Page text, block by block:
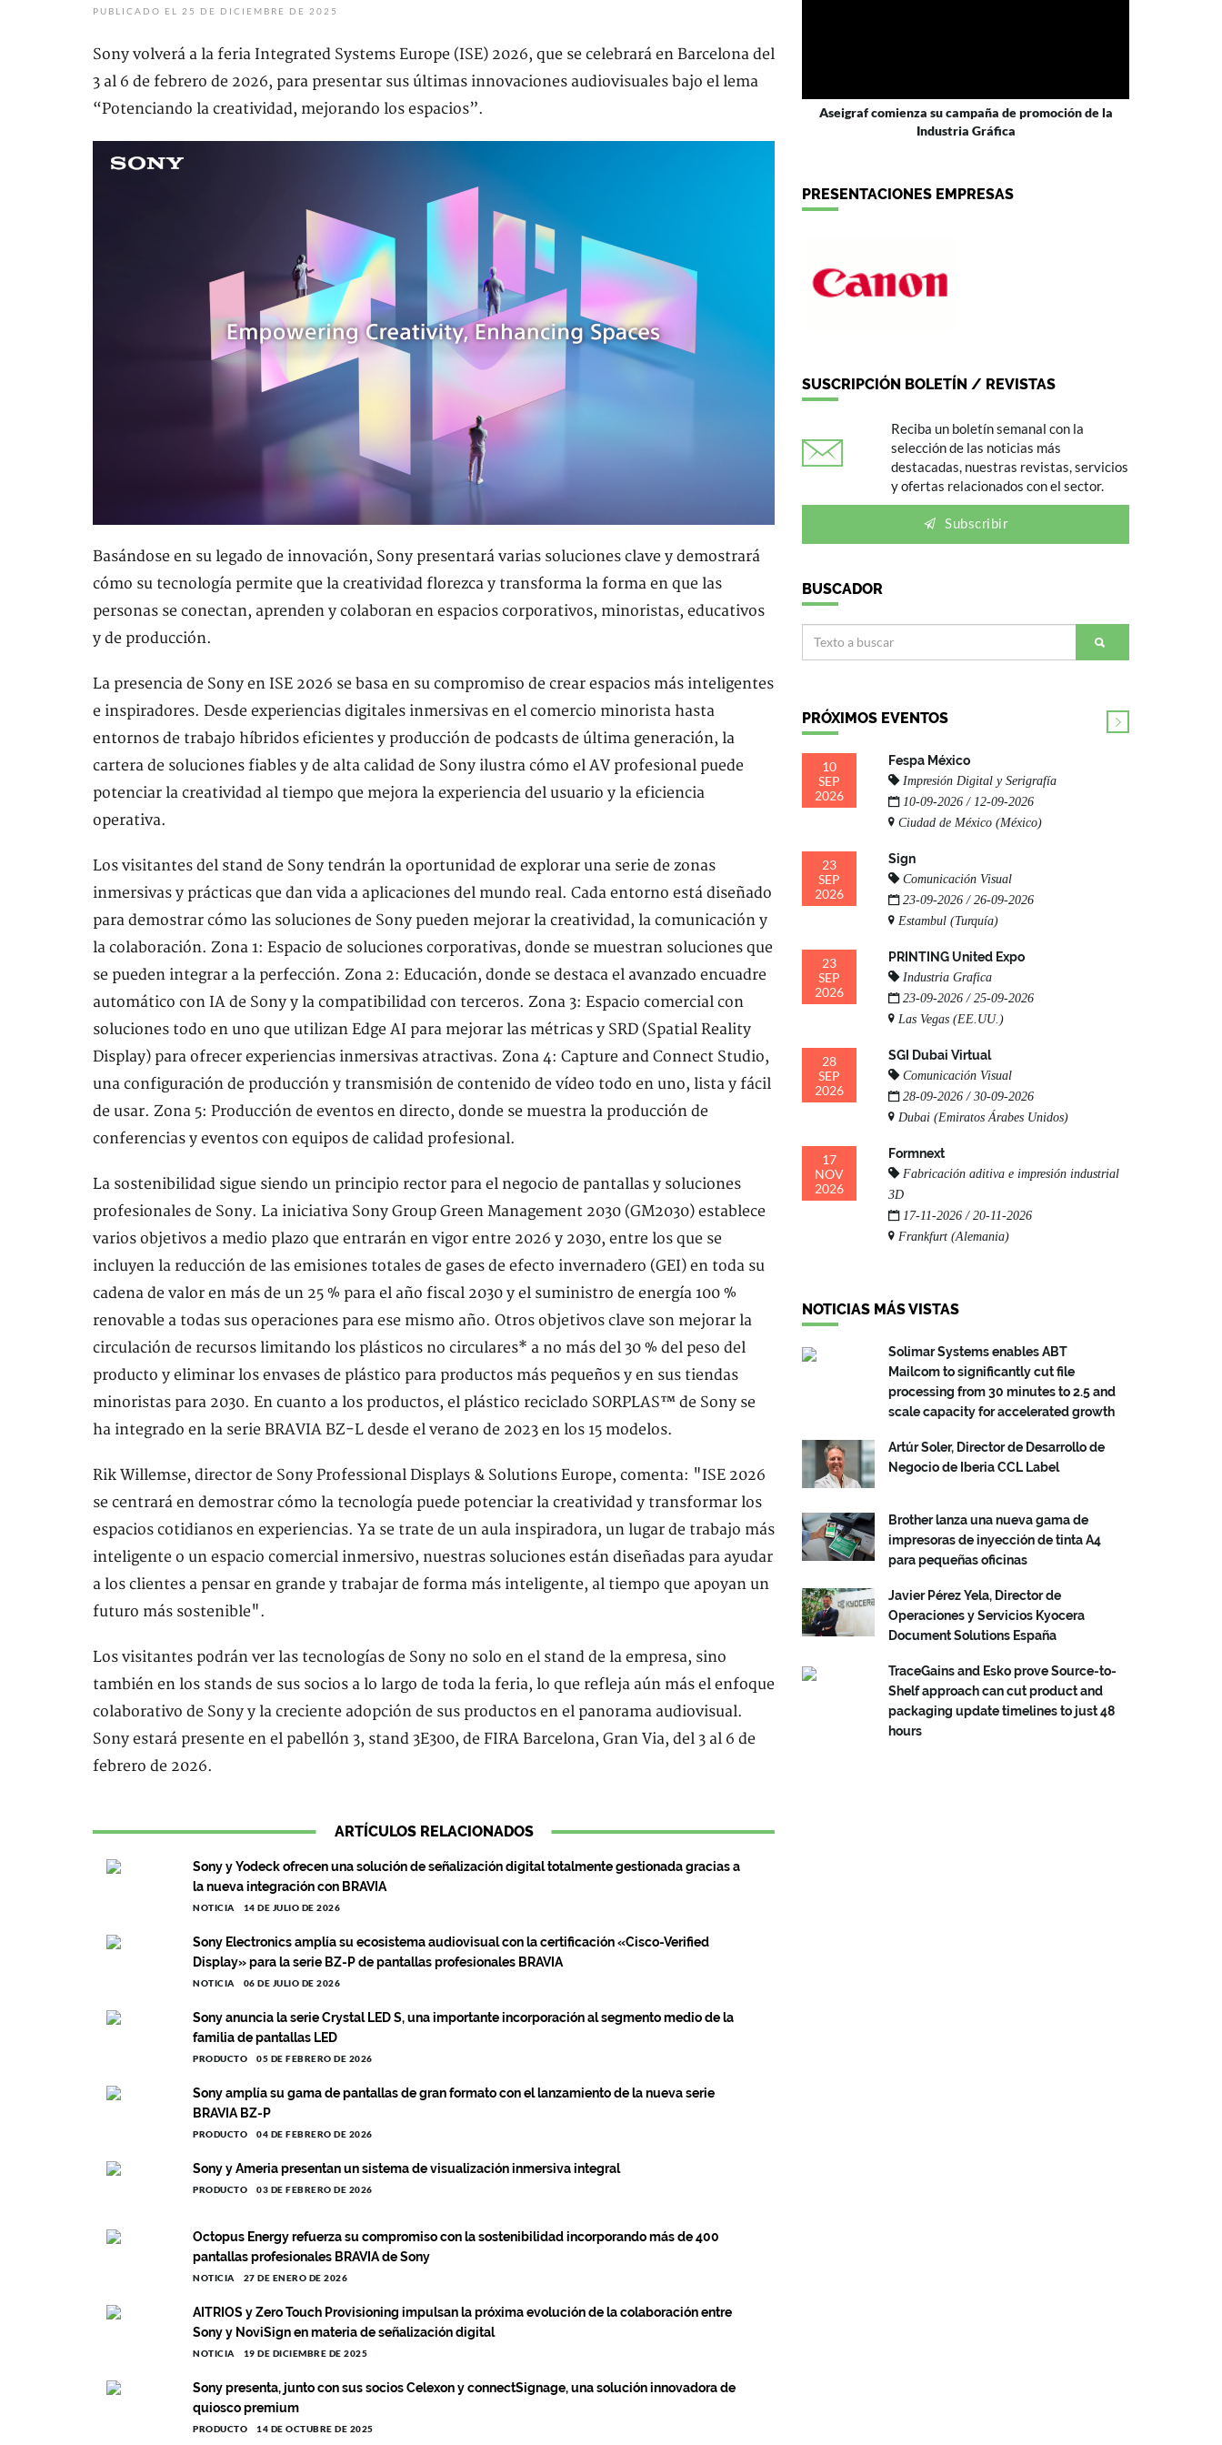
PUBLICADO EL 25 DE DICIEMBRE DE 2025
Sony volverá a la feria Integrated Systems Europe (ISE) 2026, que se celebrará en Barcelona del
3 al 6 de febrero de 2026, para presentar sus últimas innovaciones audiovisuales bajo el lema
“Potenciando la creatividad, mejorando los espacios”.
Basándose en su legado de innovación, Sony presentará varias soluciones clave y demostrará
cómo su tecnología permite que la creatividad florezca y transforma la forma en que las
personas se conectan, aprenden y colaboran en espacios corporativos, minoristas, educativos
y de producción.
La presencia de Sony en ISE 2026 se basa en su compromiso de crear espacios más inteligentes
e inspiradores. Desde experiencias digitales inmersivas en el comercio minorista hasta
entornos de trabajo híbridos eficientes y producción de podcasts de última generación, la
cartera de soluciones fiables y de alta calidad de Sony ilustra cómo el AV profesional puede
potenciar la creatividad al tiempo que mejora la experiencia del usuario y la eficiencia
operativa.
Los visitantes del stand de Sony tendrán la oportunidad de explorar una serie de zonas
inmersivas y prácticas que dan vida a aplicaciones del mundo real. Cada entorno está diseñado
para demostrar cómo las soluciones de Sony pueden mejorar la creatividad, la comunicación y
la colaboración. Zona 1: Espacio de soluciones corporativas, donde se muestran soluciones que
se pueden integrar a la perfección. Zona 2: Educación, donde se destaca el avanzado encuadre
automático con IA de Sony y la compatibilidad con terceros. Zona 3: Espacio comercial con
soluciones todo en uno que utilizan Edge AI para mejorar las métricas y SRD (Spatial Reality
Display) para ofrecer experiencias inmersivas atractivas. Zona 4: Capture and Connect Studio,
una configuración de producción y transmisión de contenido de vídeo todo en uno, lista y fácil
de usar. Zona 5: Producción de eventos en directo, donde se muestra la producción de
conferencias y eventos con equipos de calidad profesional.
La sostenibilidad sigue siendo un principio rector para el negocio de pantallas y soluciones
profesionales de Sony. La iniciativa Sony Group Green Management 2030 (GM2030) establece
varios objetivos a medio plazo que entrarán en vigor entre 2026 y 2030, entre los que se
incluyen la reducción de las emisiones totales de gases de efecto invernadero (GEI) en toda su
cadena de valor en más de un 25 % para el año fiscal 2030 y el suministro de energía 100 %
renovable a todas sus operaciones para ese mismo año. Otros objetivos clave son mejorar la
circulación de recursos limitando los plásticos no circulares* a no más del 30 % del peso del
producto y eliminar los envases de plástico para productos más pequeños y en sus tiendas
minoristas para 2030. En cuanto a los productos, el plástico reciclado SORPLAS™ de Sony se
ha integrado en la serie BRAVIA BZ-L desde el verano de 2023 en los 15 modelos.
Rik Willemse, director de Sony Professional Displays & Solutions Europe, comenta: "ISE 2026
se centrará en demostrar cómo la tecnología puede potenciar la creatividad y transformar los
espacios cotidianos en experiencias. Ya se trate de un aula inspiradora, un lugar de trabajo más
inteligente o un espacio comercial inmersivo, nuestras soluciones están diseñadas para ayudar
a los clientes a pensar en grande y trabajar de forma más inteligente, al tiempo que apoyan un
futuro más sostenible".
Los visitantes podrán ver las tecnologías de Sony no solo en el stand de la empresa, sino
también en los stands de sus socios a lo largo de toda la feria, lo que refleja aún más el enfoque
colaborativo de Sony y la creciente adopción de sus productos en el panorama audiovisual.
Sony estará presente en el pabellón 3, stand 3E300, de FIRA Barcelona, Gran Via, del 3 al 6 de
febrero de 2026.
ARTÍCULOS RELACIONADOS
Sony y Yodeck ofrecen una solución de señalización digital totalmente gestionada gracias a
la nueva integración con BRAVIA
NOTICIA 14 DE JULIO DE 2026
Sony Electronics amplía su ecosistema audiovisual con la certificación «Cisco-Verified
Display» para la serie BZ-P de pantallas profesionales BRAVIA
NOTICIA 06 DE JULIO DE 2026
Sony anuncia la serie Crystal LED S, una importante incorporación al segmento medio de la
familia de pantallas LED
PRODUCTO 05 DE FEBRERO DE 2026
Sony amplía su gama de pantallas de gran formato con el lanzamiento de la nueva serie
BRAVIA BZ-P
PRODUCTO 04 DE FEBRERO DE 2026
Sony y Ameria presentan un sistema de visualización inmersiva integral
PRODUCTO 03 DE FEBRERO DE 2026
Octopus Energy refuerza su compromiso con la sostenibilidad incorporando más de 400
pantallas profesionales BRAVIA de Sony
NOTICIA 27 DE ENERO DE 2026
AITRIOS y Zero Touch Provisioning impulsan la próxima evolución de la colaboración entre
Sony y NoviSign en materia de señalización digital
NOTICIA 19 DE DICIEMBRE DE 2025
Sony presenta, junto con sus socios Celexon y connectSignage, una solución innovadora de
quiosco premium
PRODUCTO 14 DE OCTUBRE DE 2025
Aseigraf comienza su campaña de promoción de la
Industria Gráfica
PRESENTACIONES EMPRESAS
SUSCRIPCIÓN BOLETÍN / REVISTAS
Reciba un boletín semanal con la
selección de las noticias más
destacadas, nuestras revistas, servicios
y ofertas relacionados con el sector.
Subscribir
BUSCADOR
PRÓXIMOS EVENTOS
10
SEP
2026
Fespa México
Impresión Digital y Serigrafía
10-09-2026 / 12-09-2026
Ciudad de México (México)
23
SEP
2026
Sign
Comunicación Visual
23-09-2026 / 26-09-2026
Estambul (Turquía)
23
SEP
2026
PRINTING United Expo
Industria Grafica
23-09-2026 / 25-09-2026
Las Vegas (EE.UU.)
28
SEP
2026
SGI Dubai Virtual
Comunicación Visual
28-09-2026 / 30-09-2026
Dubai (Emiratos Árabes Unidos)
17
NOV
2026
Formnext
Fabricación aditiva e impresión industrial
3D
17-11-2026 / 20-11-2026
Frankfurt (Alemania)
NOTICIAS MÁS VISTAS
Solimar Systems enables ABT
Mailcom to significantly cut file
processing from 30 minutes to 2.5 and
scale capacity for accelerated growth
Artúr Soler, Director de Desarrollo de
Negocio de Iberia CCL Label
Brother lanza una nueva gama de
impresoras de inyección de tinta A4
para pequeñas oficinas
Javier Pérez Yela, Director de
Operaciones y Servicios Kyocera
Document Solutions España
TraceGains and Esko prove Source-to-
Shelf approach can cut product and
packaging update timelines to just 48
hours